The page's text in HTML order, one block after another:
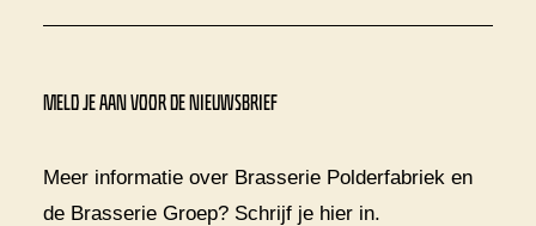
MELD JE AAN VOOR DE NIEUWSBRIEF
Meer informatie over Brasserie Polderfabriek en
de Brasserie Groep? Schrijf je hierin.